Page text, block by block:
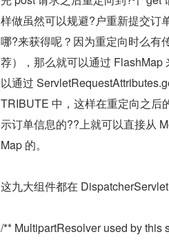
样做虽然可以规避?户重新提交订
哪?来获得呢？因为重定向时么有
荐），那么就可以通过
以通过
TRIBUTE 中，这样在重定向之后
示订单信息的??上就可以直接从
Map 的。
这九大组件都在 DispatcherServlet
/** MultipartResolver used by this